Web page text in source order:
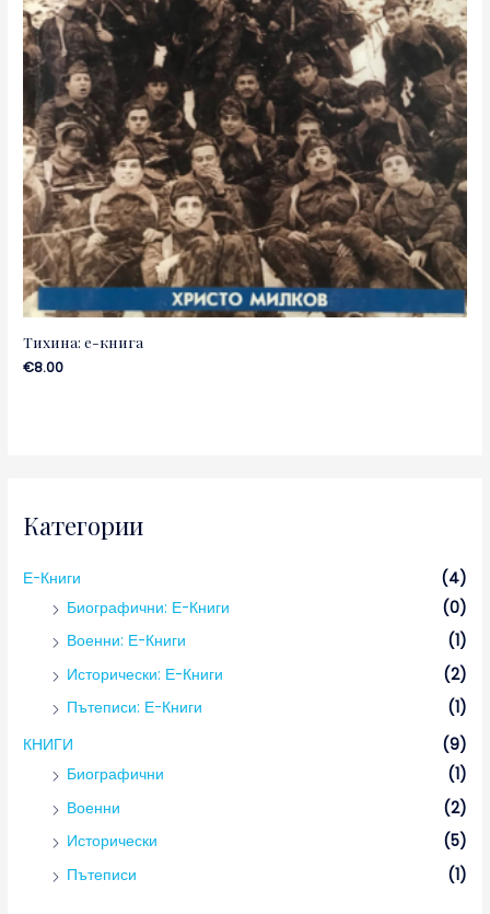
Категории
Е-Книги
(4)
Биографични: Е-Книги
(0)
Военни: Е-Книги
(1)
Исторически: Е-Книги
(2)
Пътеписи: Е-Книги
(1)
КНИГИ
(9)
Биографични
(1)
Военни
(2)
Исторически
(5)
Пътеписи
(1)
Тихина: е-книга
€8.00